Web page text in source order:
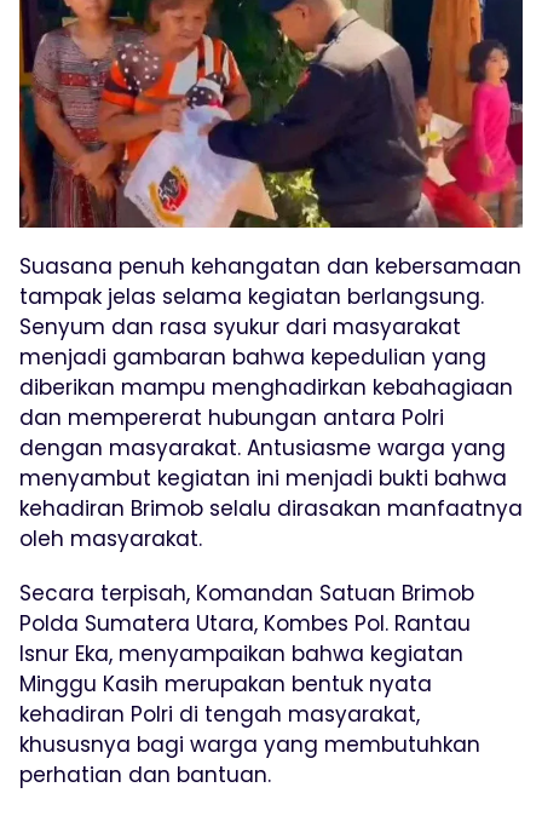
Suasana penuh kehangatan dan kebersamaan
tampak jelas selama kegiatan berlangsung.
Senyum dan rasa syukur dari masyarakat
menjadi gambaran bahwa kepedulian yang
diberikan mampu menghadirkan kebahagiaan
dan mempererat hubungan antara Polri
dengan masyarakat. Antusiasme warga yang
menyambut kegiatan ini menjadi bukti bahwa
kehadiran Brimob selalu dirasakan manfaatnya
oleh masyarakat.
Secara terpisah, Komandan Satuan Brimob
Polda Sumatera Utara, Kombes Pol. Rantau
Isnur Eka, menyampaikan bahwa kegiatan
Minggu Kasih merupakan bentuk nyata
kehadiran Polri di tengah masyarakat,
khususnya bagi warga yang membutuhkan
perhatian dan bantuan.